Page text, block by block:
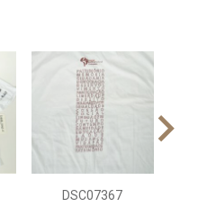
DSC07367